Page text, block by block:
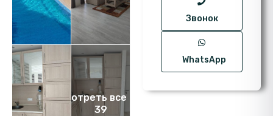
Посмотреть все фото
39
Звонок
WhatsApp